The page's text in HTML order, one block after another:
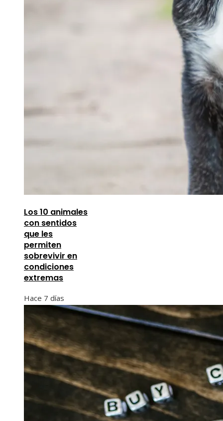
Los 10 animales
con sentidos
que les
permiten
sobrevivir en
condiciones
extremas
Hace 7 días